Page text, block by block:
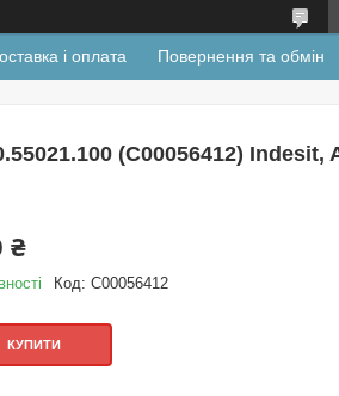
і оплата Повернення та обмін
(C00056412) Indesit,
₴
Код: C00056412
КУПИТИ